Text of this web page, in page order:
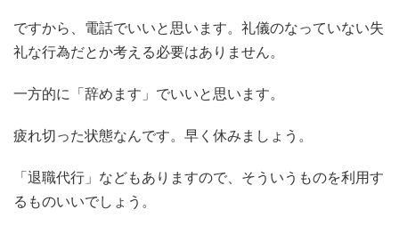
ですから、電話でいいと思います。礼儀のなっていない失
礼な行為だとか考える必要はありません。
一方的に「辞めます」でいいと思います。
疲れ切った状態なんです。早く休みましょう。
「退職代行」などもありますので、そういうものを利用す
るものいいでしょう。